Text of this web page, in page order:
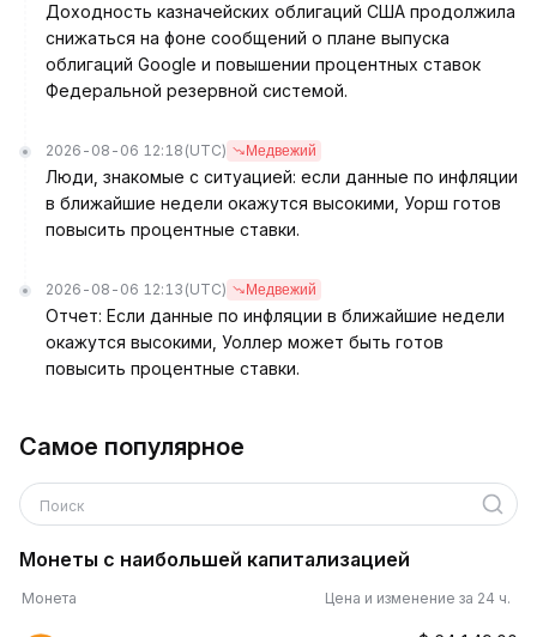
Доходность казначейских облигаций США продолжила
снижаться на фоне сообщений о плане выпуска
облигаций Google и повышении процентных ставок
Федеральной резервной системой.
2026-08-06 12:18 (UTC) Медвежий
Люди, знакомые с ситуацией: если данные по инфляции
в ближайшие недели окажутся высокими, Уорш готов
повысить процентные ставки.
2026-08-06 12:13 (UTC) Медвежий
Отчет: Если данные по инфляции в ближайшие недели
окажутся высокими, Уоллер может быть готов
повысить процентные ставки.
Самое популярное
Поиск
Монеты с наибольшей капитализацией
Монета Цена и изменение за 24 ч.